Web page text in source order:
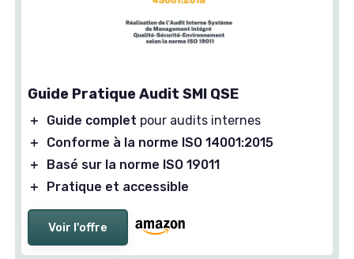
Guide Pratique Audit SMI QSE
＋ Guide complet pour audits internes
＋
Conforme à la norme ISO 14001:2015
＋
Basé sur la norme ISO 19011
＋
Pratique et accessible
Voir l'offre